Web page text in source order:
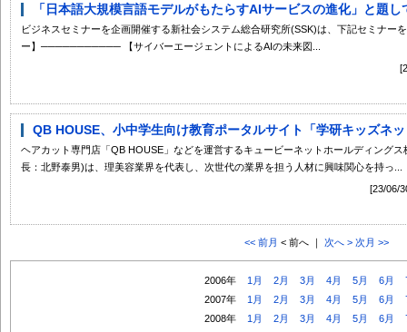
「日本語大規模言語モデルがもたらすAIサービスの進化」と題
ビジネスセミナーを企画開催する新社会システム総合研究所(SSK)は、下記セミナ
ー】─────────── 【サイバーエージェントによるAIの未来図...
QB HOUSE、小中学生向け教育ポータルサイト「学研キッズネ
ヘアカット専門店「QB HOUSE」などを運営するキュービーネットホールディング
長：北野泰男)は、理美容業界を代表し、次世代の業界を担う人材に興味関心を持っ...
[23/06/
<< 前月 < 前へ ｜ 次へ > 次月 >>
2006年 1月 2月 3月 4月 5月 6月
2007年
1月 2月 3月 4月 5月 6月
2008年
1月 2月 3月 4月 5月 6月